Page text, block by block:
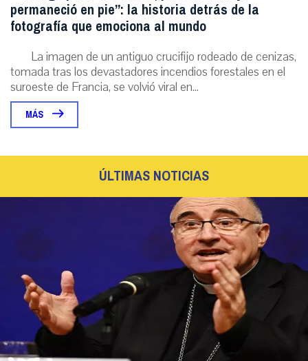
permaneció en pie”: la historia detrás de la
fotografía que emociona al mundo
La imagen de un antiguo crucifijo rodeado de cenizas,
tomada tras los devastadores incendios forestales en el
suroeste de Francia, se volvió viral en...
MÁS
ÚLTIMAS NOTICIAS